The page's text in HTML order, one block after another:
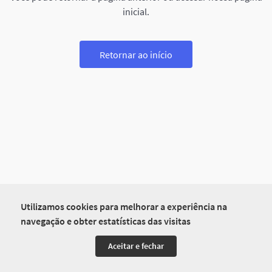
Utilizamos cookies para melhorar a experiência na
navegação e obter estatísticas das visitas
Aceitar e fechar
inicial.
Retornar ao início